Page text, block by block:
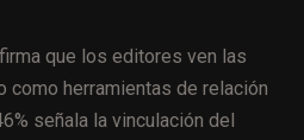
que los editores ven las
como herramientas de relación
señala la vinculación del